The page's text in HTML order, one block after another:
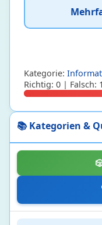
📚 Kategorien &
Deutsches
Deutsches Privatrecht
Internationales und
Religion
Griechische Mythologie
Islam
Katholizismus
Sport
Kategorie:
Richtig: 0 | Falsch: